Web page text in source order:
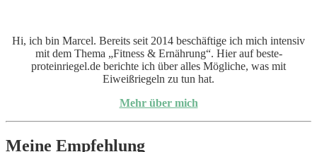
Hi, ich bin Marcel. Bereits seit 2014 beschäftige ich mich intensiv
mit dem Thema „Fitness & Ernährung“. Hier auf beste-
proteinriegel.de berichte ich über alles Mögliche, was mit
Eiweißriegeln zu tun hat.
Mehr über mich
Meine Empfehlung